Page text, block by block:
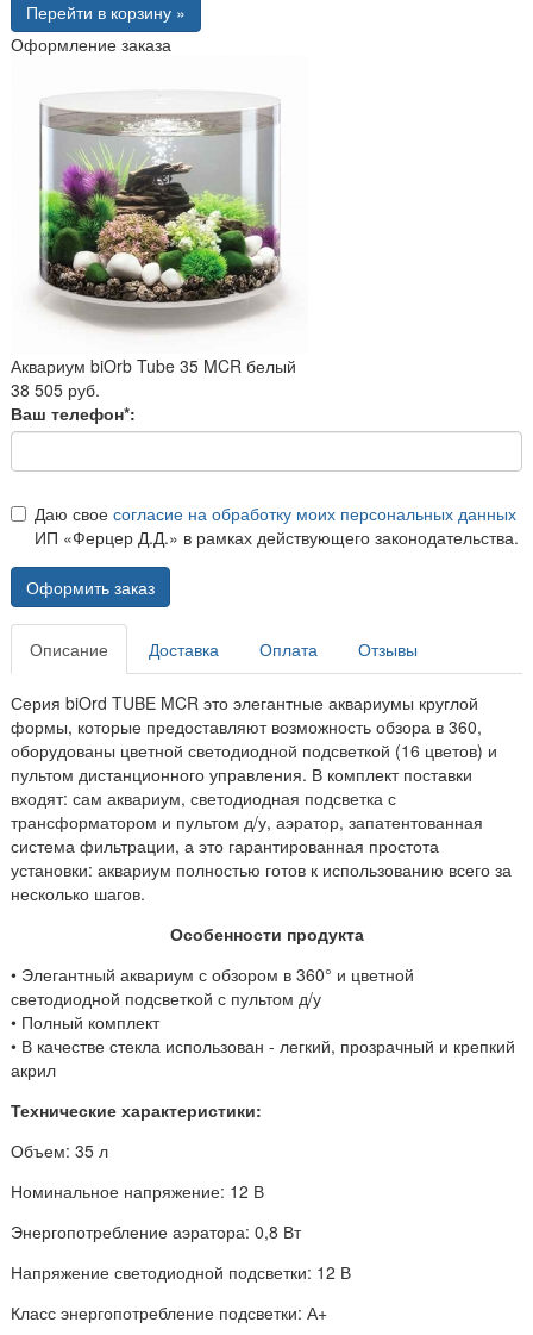
Перейти в корзину »
Оформление заказа
Аквариум biOrb Tube 35 MCR белый
38 505 руб.
Ваш телефон*:
Даю свое согласие на обработку моих персональных данных
ИП «Ферцер Д.Д.» в рамках действующего законодательства.
Оформить заказ
Описание Доставка Оплата Отзывы
Серия biOrd TUBE MCR это элегантные аквариумы круглой
формы, которые предоставляют возможность обзора в 360,
оборудованы цветной светодиодной подсветкой (16 цветов) и
пультом дистанционного управления. В комплект поставки
входят: сам аквариум, светодиодная подсветка с
трансформатором и пультом д/у, аэратор, запатентованная
система фильтрации, а это гарантированная простота
установки: аквариум полностью готов к использованию всего за
несколько шагов.
Особенности продукта
• Элегантный аквариум с обзором в 360° и цветной
светодиодной подсветкой с пультом д/у
• Полный комплект
• В качестве стекла использован - легкий, прозрачный и крепкий
акрил
Технические характеристики:
Объем: 35 л
Номинальное напряжение: 12 В
Энергопотребление аэратора: 0,8 Вт
Напряжение светодиодной подсветки: 12 В
Класс энергопотребление подсветки: А+